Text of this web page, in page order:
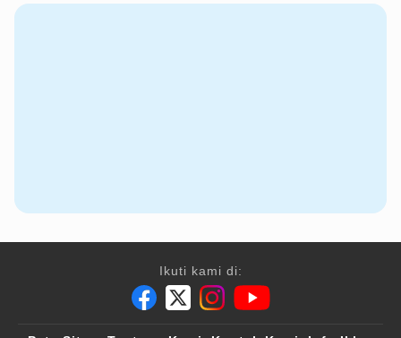
Ikuti kami di: